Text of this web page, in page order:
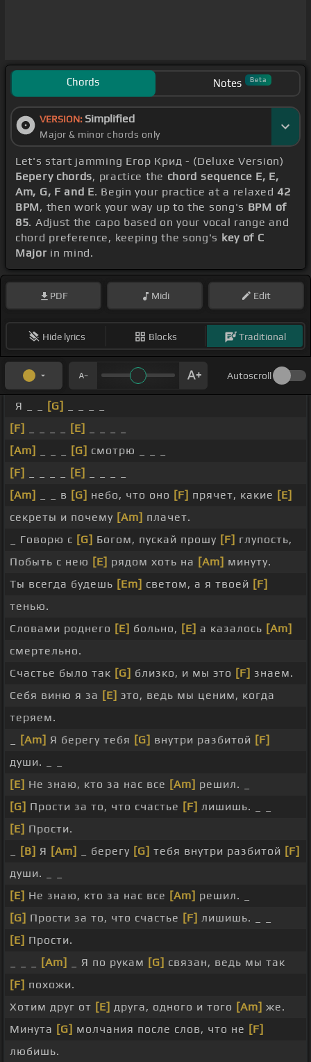
Chords Notes Beta
VERSION: Simplified
Major & minor chords only
Let's start jamming Егор Крид - (Deluxe Version)
Берегу chords, practice the chord sequence E, E,
Am, G, F and E. Begin your practice at a relaxed42
BPM, then work your way up to the song's BPM of
85. Adjust the capo based on your vocal range and
chord preference, keeping the song's key of C
Major in mind.
PDF Midi Edit
Hide lyrics Blocks Traditional
Autoscroll
Я _ _ [G]
[F]
[E]
[Am]
[G] смотрю _ _ _
[F]
[E]
[Am]
_ _ в [G] небо, что оно [F] прячет, какие [E]
секреты и почему [Am] плачет.
_ Говорю с [G] Богом, пускай прошу [F] глупость,
Побыть с нею [E] рядом хоть на [Am] минуту.
Ты всегда будешь [Em] светом, а я твоей [F]
тенью.
Словами роднего [E] больно, [E] а казалось [Am]
смертельно.
Счастье было так [G] близко, и мы это [F] знаем.
Себя виню я за [E] это, ведь мы ценим, когда
теряем.
[Am] Я берегу тебя [G] внутри разбитой [F]
души. _ _
[E] Не знаю, кто за нас все [Am] решил. _
[G] Прости за то, что счастье [F] лишишь. _ _
[E] Прости.
[B] Я [Am] _ берегу [G] тебя внутри разбитой [F]
души. _ _
[E] Не знаю, кто за нас все [Am] решил. _
[G] Прости за то, что счастье [F] лишишь. _ _
[E] Прости.
[Am] _ Я по рукам [G] связан, ведь мы так
[F] похожи.
Хотим друг от [E] друга, одного и того [Am] же.
Минута [G] молчания после слов, что не [F]
любишь.